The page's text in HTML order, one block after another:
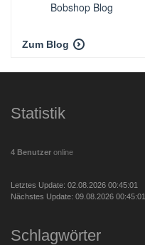
Bobshop Blog
Zum Blog
Statistik
4 Benutzer online
Letztes Update: 02.08.2026 00:45:01
Nächstes Update: 09.08.2026 00:45:01
Schlagwörter